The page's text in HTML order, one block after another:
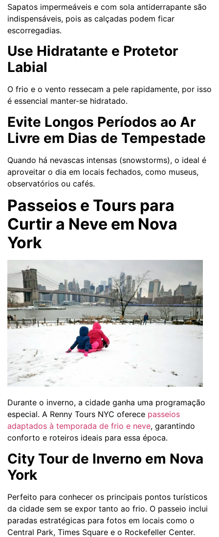
Sapatos impermeáveis e com sola antiderrapante são
indispensáveis, pois as calçadas podem ficar
escorregadias.
Use Hidratante e Protetor
Labial
O frio e o vento ressecam a pele rapidamente, por isso
é essencial manter-se hidratado.
Evite Longos Períodos ao Ar
Livre em Dias de Tempestade
Quando há nevascas intensas (snowstorms), o ideal é
aproveitar o dia em locais fechados, como museus,
observatórios ou cafés.
Passeios e Tours para
Curtir a Neve em Nova
York
Durante o inverno, a cidade ganha uma programação
especial. A Renny Tours NYC oferece passeios
adaptados à temporada de frio e neve, garantindo
conforto e roteiros ideais para essa época.
City Tour de Inverno em Nova
York
Perfeito para conhecer os principais pontos turísticos
da cidade sem se expor tanto ao frio. O passeio inclui
paradas estratégicas para fotos em locais como o
Central Park, Times Square e o Rockefeller Center.